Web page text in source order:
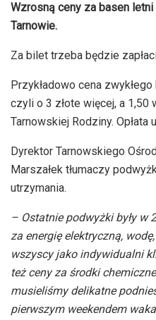
Wzrosną ceny za basen
Tarnowie.
Za bilet trzeba będzie
Przykładowo cena
czyli o 3 złote więcej, a 1,50
Tarnowskiej Rodziny. Opłata
Dyrektor Tarnowskiego
Marszałek tłumaczy
utrzymania.
– Ostatnie podwyżki były w
za energię elektryczną,
wszyscy jako indywidualni
też ceny za środki
musieliśmy delikatne
pierwszym weekendem